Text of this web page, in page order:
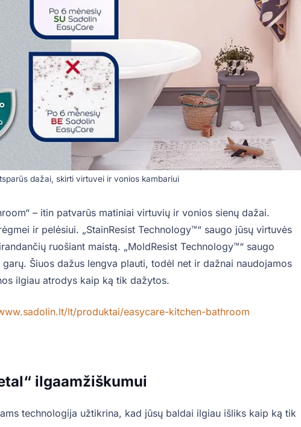
dažai, skirti virtuvei ir vonios kambariui
– itin patvarūs matiniai virtuvių ir vonios sienų dažai.
ir pelėsiui. „StainResist Technology™“ saugo jūsų virtuvės
ruošiant maistą. „MoldResist Technology™“ saugo
Šiuos dažus lengva plauti, todėl net ir dažnai naudojamos
ilgiau atrodys kaip ką tik dažytos.
lt/produktai/easycare-kitchen-bathroom
ilgaamžiškumui
technologija užtikrina, kad jūsų baldai ilgiau išliks kaip ką tik